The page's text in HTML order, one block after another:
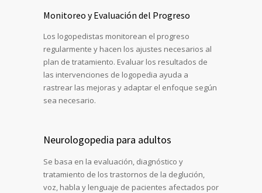
Monitoreo y Evaluación del Progreso
Los logopedistas monitorean el progreso
regularmente y hacen los ajustes necesarios al
plan de tratamiento. Evaluar los resultados de
las intervenciones de logopedia ayuda a
rastrear las mejoras y adaptar el enfoque según
sea necesario.
Neurologopedia para adultos
Se basa en la evaluación, diagnóstico y
tratamiento de los trastornos de la deglución,
voz, habla y lenguaje de pacientes afectados por